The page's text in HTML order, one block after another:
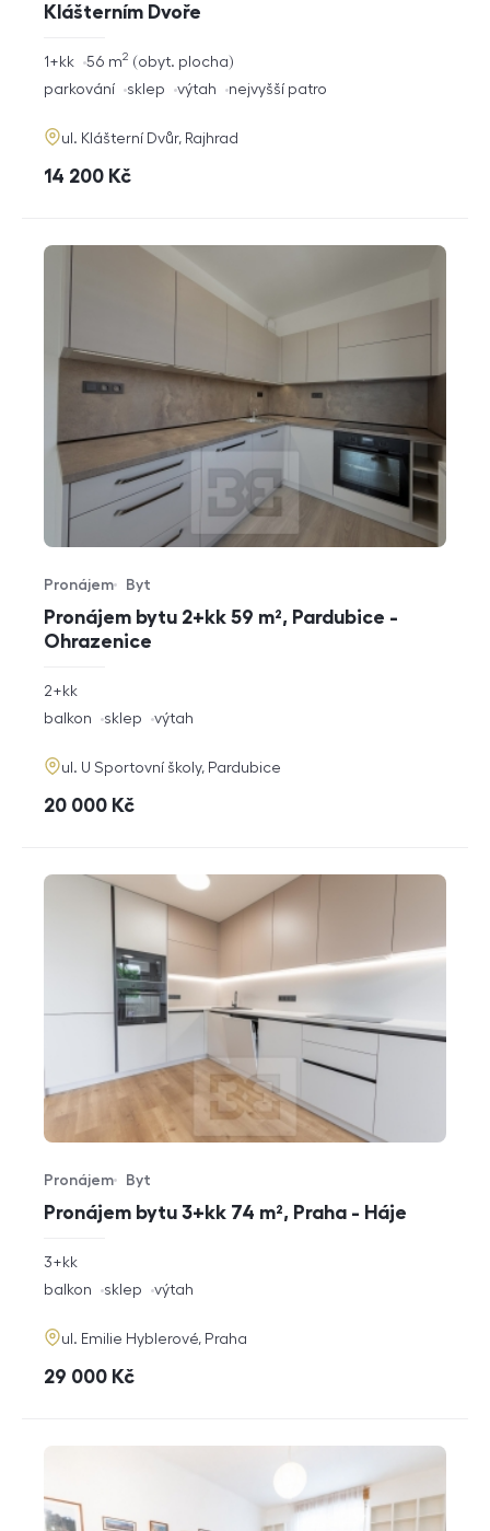
Klášterním Dvoře
rozměry
dispozice
1+kk obyt. plocha
56 m2
funkce
parkování sklep výtah nejvyšší patro
adresa
ul. Klášterní Dvůr, Rajhrad
cena
14 200 Kč
Pronájem bytu 2+kk 59 m², Pardubice -
Ohrazenice
Typ nabídky
Pronájem
Typ nemovitosti
Byt
rozměry
dispozice
2+kk
funkce
balkon sklep výtah
adresa
ul. U Sportovní školy, Pardubice
cena
20 000 Kč
Pronájem bytu 3+kk 74 m², Praha - Háje
Typ nabídky
Pronájem
Typ nemovitosti
Byt
rozměry
3+kk
funkce
balkon sklep výtah
adresa
ul. Emilie Hyblerové, Praha
cena
29 000 Kč